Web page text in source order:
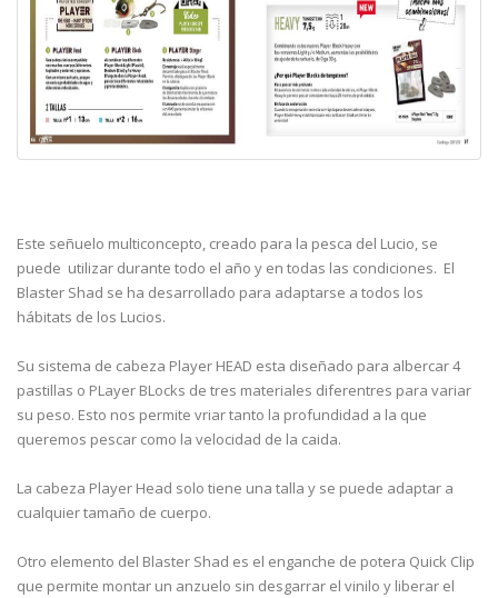
Este señuelo multiconcepto, creado para la pesca del Lucio, se
puede utilizar durante todo el año y en todas las condiciones. El
Blaster Shad se ha desarrollado para adaptarse a todos los
hábitats de los Lucios.
Su sistema de cabeza Player HEAD esta diseñado para albercar 4
pastillas o PLayer BLocks de tres materiales diferentres para variar
su peso. Esto nos permite vriar tanto la profundidad a la que
queremos pescar como la velocidad de la caida.
La cabeza Player Head solo tiene una talla y se puede adaptar a
cualquier tamaño de cuerpo.
Otro elemento del Blaster Shad es el enganche de potera Quick Clip
que permite montar un anzuelo sin desgarrar el vinilo y liberar el